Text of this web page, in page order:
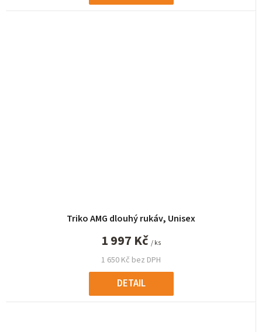
Triko AMG dlouhý rukáv, Unisex
1 650 Kč bez DPH
1 997 Kč / ks
DETAIL